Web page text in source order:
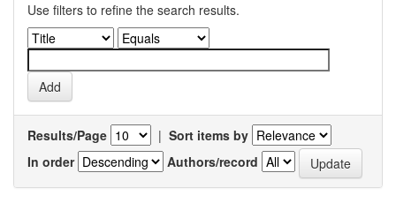
Use filters to refine the search results.
Results/Page | Sort items by
In order
Authors/record